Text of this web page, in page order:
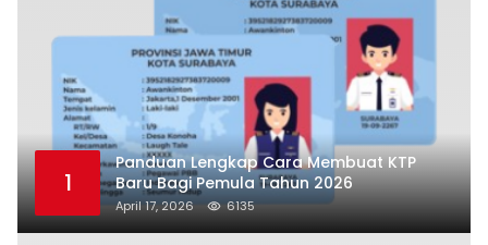
1
Panduan Lengkap Cara Membuat KTP
Baru Bagi Pemula Tahun 2026
April 17, 2026 6135